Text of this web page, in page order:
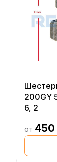
200GY 5,
6, 2
от 450